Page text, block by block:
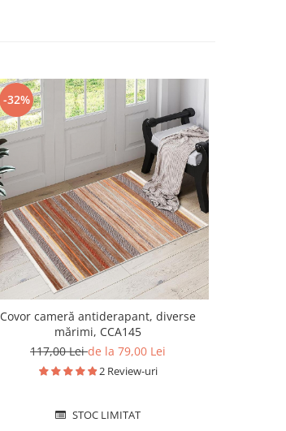
-32%
Covor cameră antiderapant, diverse
mărimi, CCA145
117,00 Leide la 79,00 Lei
2 Review-uri
STOC LIMITAT